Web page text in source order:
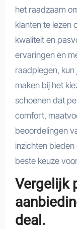
het raadzaam
klanten te lezen
kwaliteit en
ervaringen en
raadplegen,
maken bij het
schoenen dat
comfort,
beoordelingen
inzichten bieden
beste keuze
Vergelijk
deal.